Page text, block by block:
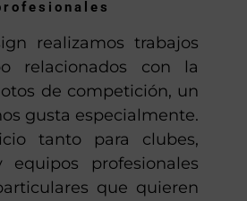
realizamos trabajos
relacionados con la
de competición, un
gusta especialmente.
tanto para clubes,
equipos profesionales
que quieren